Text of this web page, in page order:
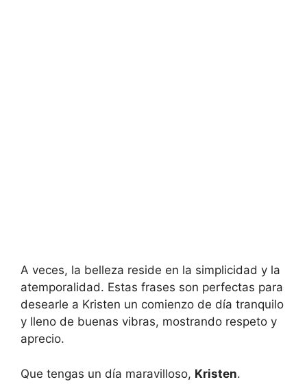
A veces, la belleza reside en la simplicidad y la
atemporalidad. Estas frases son perfectas para
desearle a Kristen un comienzo de día tranquilo
y lleno de buenas vibras, mostrando respeto y
aprecio.
Que tengas un día maravilloso, Kristen.